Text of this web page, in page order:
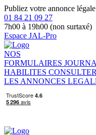
Publiez votre annonce
01 84 21 09 27
7h00 à 19h00 (non surtaxé)
Espace JAL-Pro
NOS
FORMULAIRES
HABILITES CONSULTER
LES ANNONCES